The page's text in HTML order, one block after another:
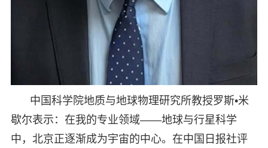
中国科学院地质与地球物理研究所教授罗斯•米
歇尔表示：在我的专业领域——地球与行星科学
中，北京正逐渐成为宇宙的中心。在中国日报社评